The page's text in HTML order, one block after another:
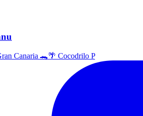
Canaria 🐊🌴 Cocodrilo P